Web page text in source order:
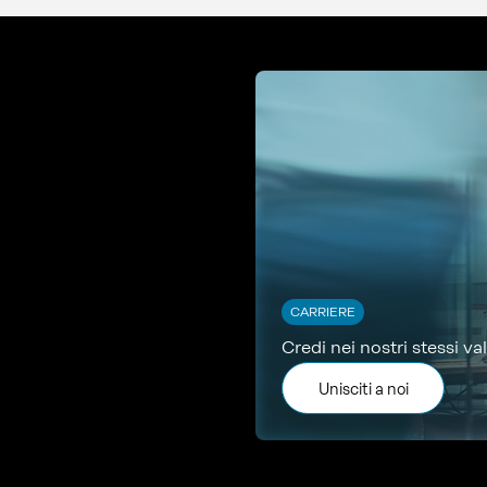
CARRIERE
Credi nei nostri stessi
Unisciti a noi